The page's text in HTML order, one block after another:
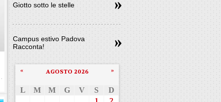
Giotto sotto le stelle
Campus estivo Padova
Racconta!
AGOSTO 2026
« »
L M M G V S D